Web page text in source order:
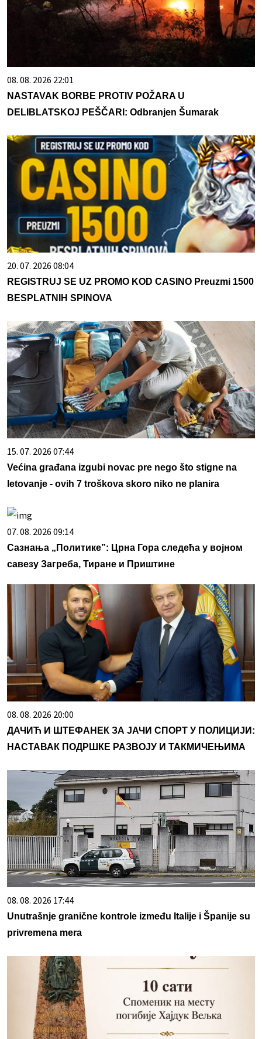
08. 08. 2026 22:01
NASTAVAK BORBE PROTIV POŽARA U
DELIBLATSKOJ PEŠČARI: Odbranjen Šumarak
20. 07. 2026 08:04
REGISTRUJ SE UZ PROMO KOD CASINO Preuzmi 1500
BESPLATNIH SPINOVA
15. 07. 2026 07:44
Većina građana izgubi novac pre nego što stigne na
letovanje - ovih 7 troškova skoro niko ne planira
07. 08. 2026 09:14
Сазнања „Политике”: Црна Гора следећа у војном
савезу Загреба, Тиране и Приштине
08. 08. 2026 20:00
ДАЧИЋ И ШТЕФАНЕК ЗА ЈАЧИ СПОРТ У ПОЛИЦИЈИ:
НАСТАВАК ПОДРШКЕ РАЗВОЈУ И ТАКМИЧЕЊИМА
08. 08. 2026 17:44
Unutrašnje granične kontrole između Italije i Španije su
privremena mera